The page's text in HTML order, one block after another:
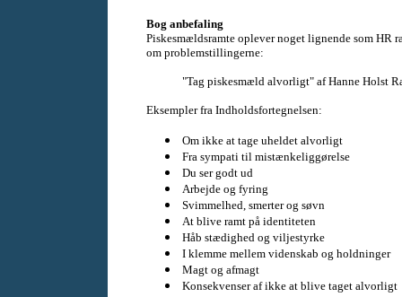
Bog anbefaling
Piskesmældsramte oplever noget lignende som HR
om problemstillingerne:
"Tag piskesmæld alvorligt" af Hanne Holst
Eksempler fra Indholdsfortegnelsen:
Om ikke at tage uheldet alvorligt
Fra sympati til mistænkeliggørelse
Du ser godt ud
Arbejde og fyring
Svimmelhed, smerter og søvn
At blive ramt på identiteten
Håb stædighed og viljestyrke
I klemme mellem videnskab og holdninger
Magt og afmagt
Konsekvenser af ikke at blive taget alvorligt